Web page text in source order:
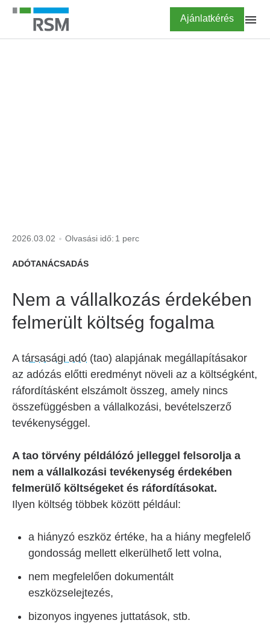
Ugrás
tartalomra
Highlighted
Ajánlatkérés
2026.03.02 Olvasási idő: 1 perc
ADÓTANÁCSADÁS
Nem a vállalkozás érdekében
felmerült költség fogalma
A társasági adó (tao) alapjának megállapításakor
az adózás előtti eredményt növeli az a költségként,
ráfordításként elszámolt összeg, amely nincs
összefüggésben a vállalkozási, bevételszerző
tevékenységgel.
A tao törvény példálózó jelleggel felsorolja a
nem a vállalkozási tevékenység érdekében
felmerülő költségeket és ráfordításokat.
Ilyen költség többek között például:
a hiányzó eszköz értéke, ha a hiány megfelelő
gondosság mellett elkerülhető lett volna,
nem megfelelően dokumentált
eszközselejtezés,
bizonyos ingyenes juttatások, stb.